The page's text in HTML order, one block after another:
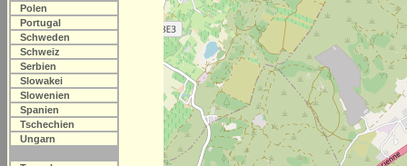
Polen
Portugal
Schweden
Schweiz
Serbien
Slowakei
Slowenien
Spanien
Tschechien
Ungarn